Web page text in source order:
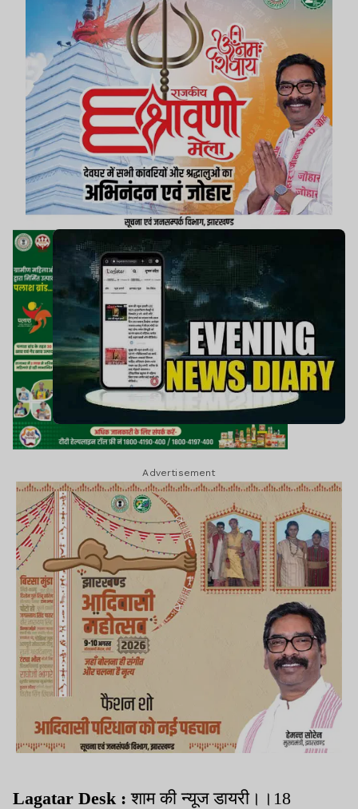
भाऊ गैंग ने की फायरिंग।। समेत अन्य खबरें व वीडियो।।
Advertisement
Lagatar Desk :शाम की न्यूज डायरी।।18